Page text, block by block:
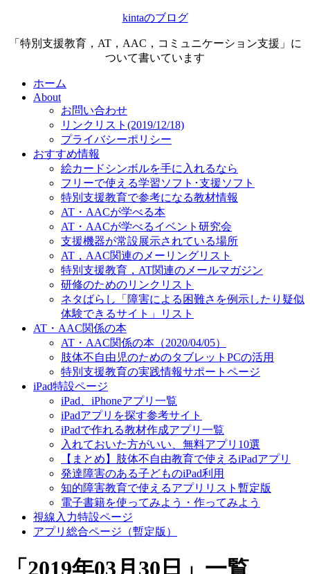
kintaのブログ
「特別支援教育，AT，AAC，コミュニケーション支援」に
ついて書いています
ホーム
About
お問い合わせ
リンクリスト(2019/12/18)
プライバシーポリシー
おすすめ情報
絵カードシンボルを手に入れるなら
フリーで使える学習ソフト･支援ソフト
特別支援教育で参考になる教材情報
AT・AACが学べる本
AT・AACが学べるイベント研究会
支援機器が常設展示されている場所
AT，AAC関連のメーリングリスト
特別支援教育，AT関連のメールマガジン
研修のためのリンクリスト
ネタばらし「障害による困難さを例示したり疑似
体験できるサイト」リスト
AT・AAC関係の本
AT・AAC関係の本（2020/04/05）
肢体不自由児のためのタブレットPCの活用
特別支援教育の実践情報サポートページ
iPad特設ページ
iPad、iPhoneアプリ一覧
iPadアプリを探す参考サイト
iPadで作れる教材作成アプリ一覧
入れておいた方がいい、無料アプリ10選
【まとめ】肢体不自由教育で使えるiPadアプリ
発達障害のある子どものiPad利用
知的障害教育で使えるアプリリスト暫定版
電子書籍を使ってみよう・作ってみよう
視線入力特設ページ
アプリ総合ページ（暫定版）
「 2019年03月30日 」 一覧